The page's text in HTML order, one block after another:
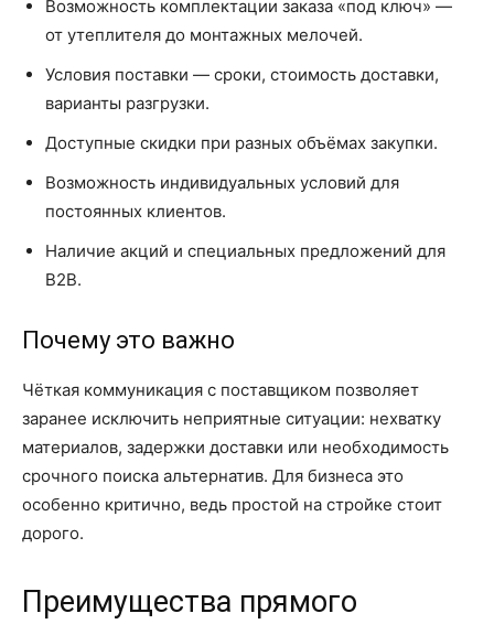
Возможность комплектации заказа «под ключ» —
от утеплителя до монтажных мелочей.
Условия поставки — сроки, стоимость доставки,
варианты разгрузки.
Доступные скидки при разных объёмах закупки.
Возможность индивидуальных условий для
постоянных клиентов.
Наличие акций и специальных предложений для
B2B.
Почему это важно
Чёткая коммуникация с поставщиком позволяет
заранее исключить неприятные ситуации: нехватку
материалов, задержки доставки или необходимость
срочного поиска альтернатив. Для бизнеса это
особенно критично, ведь простой на стройке стоит
дорого.
Преимущества прямого